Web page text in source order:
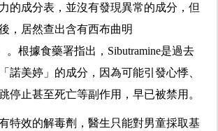
的成分表，並沒有發現異常的成分，但
，居然查出含有西布曲明
）。根據食藥署指出，Sibutramine是過去
諾美婷」的成分，因為可能引發心悸、
停止甚至死亡等副作用，早已被禁用。
特效的解毒劑，醫生只能對男童採取基